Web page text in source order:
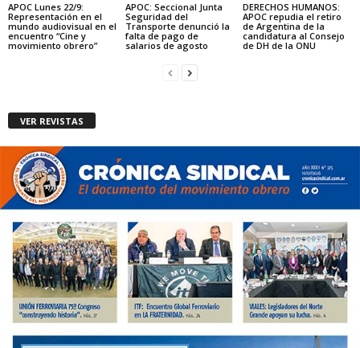
APOC Lunes 22/9:
Representación en el
mundo audiovisual en el
encuentro “Cine y
movimiento obrero”
APOC: Seccional Junta
Seguridad del
Transporte denunció la
falta de pago de
salarios de agosto
DERECHOS HUMANOS:
APOC repudia el retiro
de Argentina de la
candidatura al Consejo
de DH de la ONU
VER REVISTAS